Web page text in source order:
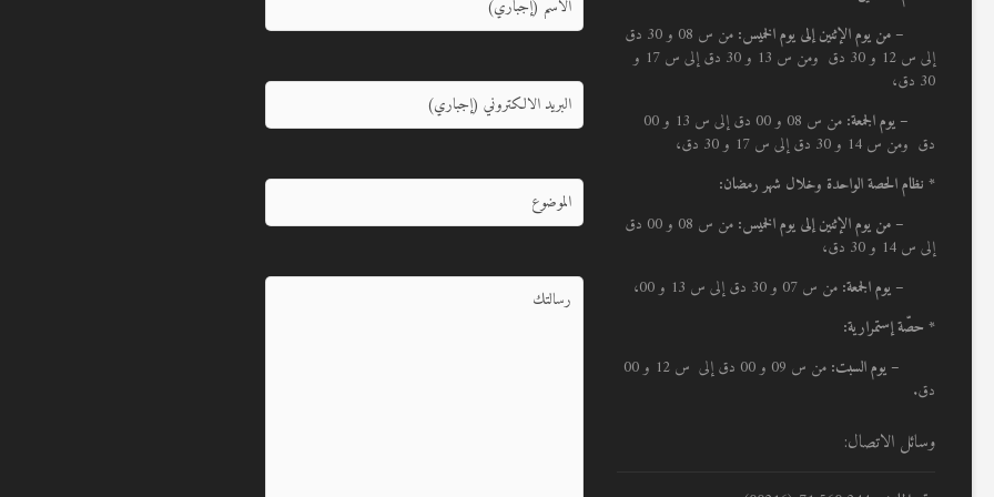
– من يوم الإثنين إلى يوم الخميس:
من س 08 و 30 دق
إلى س 12 و 30 دق ومن س 13 و 30 دق إلى س 17 و
30 دق،
– يوم الجمعة:
من س 08 و 00 دق إلى س 13 و 00
دق ومن س 14 و 30 دق إلى س 17 و 30 دق،
* نظام الحصة الواحدة وخلال شهر رمضان:
– من يوم الإثنين إلى يوم الخميس:
من س 08 و 00 دق
إلى س 14 و 30 دق،
– يوم الجمعة: من س 07 و 30 دق إلى س 13 و 00،
* حصّة إستمرارية:
– يوم السبت:
من س 09 و 00 دق إلى س 12 و 00
دق.
وسائل الاتصال: